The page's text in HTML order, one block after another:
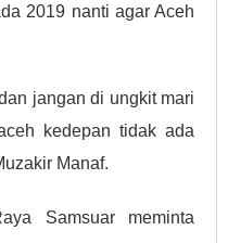
2019 nanti agar Aceh
jangan di ungkit mari
kedepan tidak ada
Manaf.
Samsuar meminta